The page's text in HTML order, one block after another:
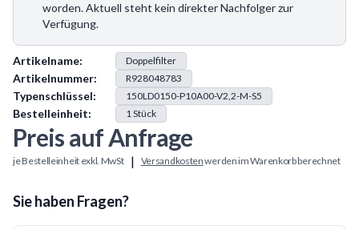
worden. Aktuell steht kein direkter Nachfolger zur
Verfügung.
Produkt Information
Artikelname: Doppelfilter
Artikelnummer: R928048783
Typenschlüssel: 150LD0150-P10A00-V2,2-M-S5
Bestelleinheit: 1Stück
Preis auf Anfrage
je Bestelleinheit exkl. MwSt | Versandkostenwerden im Warenkorb berechnet
Sie haben Fragen?